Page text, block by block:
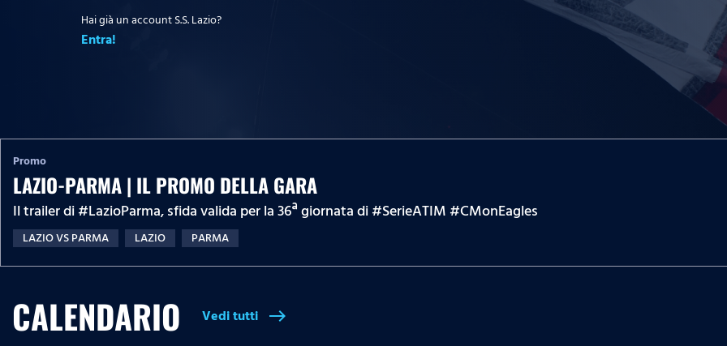
Hai già un account S.S. Lazio?
Entra!
Promo
LAZIO-PARMA | IL PROMO DELLA GARA
Il trailer di #LazioParma​​​​​​​​, sfida valida per la 36ª giornata di #SerieATIM​​​​​​​​​ #CMonEagles​​​​​​​​​
LAZIO VS PARMA LAZIO PARMA
CALENDARIO Vedi tutti east